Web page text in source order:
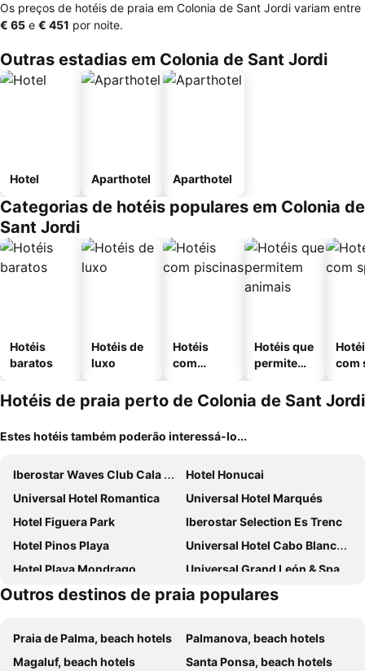
Os preços de hotéis de praia em Colonia de Sant Jordi variam entre
‎€ 65 e ‎€ 451 por noite.
Outras estadias em Colonia de Sant Jordi
Hotel Aparthotel Aparthotel
Categorias de hotéis populares em Colonia de
Sant Jordi
Hotéis
baratos
Hotéis de
luxo
Hotéis
com
Hotéis que
permitem
com
Hotéis de praia perto de Colonia de Sant Jordi
Estes hotéis também poderão interessá-lo...
Iberostar Waves Club Cala Barca
Hotel Honucai
Universal Hotel Romantica
Universal Hotel Marqués
Hotel Figuera Park
Iberostar Selection Es Trenc
Hotel Pinos Playa
Universal Hotel Cabo Blanco - Adults Only
Hotel Playa Mondrago
Universal Grand León & Spa
Hotel Villa Chiquita
Universal Casa Marquesa
Apartaments Andreas
Boutique Hotel Sa Galera
Hotel Colonial
Agroturisme Na Martina
Outros destinos de praia populares
Praia de Palma, beach hotels
Palmanova, beach hotels
Magaluf, beach hotels
Santa Ponsa, beach hotels